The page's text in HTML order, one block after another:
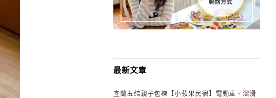
最新文章
宜蘭五結親子包棟【小蘋果民宿】電動車、溜滑